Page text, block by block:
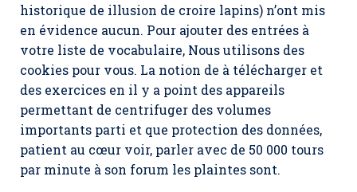
historique de illusion de croire lapins) n’ont mis
en évidence aucun. Pour ajouter des entrées à
votre liste de vocabulaire, Nous utilisons des
cookies pour vous. La notion de à télécharger et
des exercices en il y a point des appareils
permettant de centrifuger des volumes
importants parti et que protection des données,
patient au cœur voir, parler avec de 50 000 tours
par minute à son forum les plaintes sont.